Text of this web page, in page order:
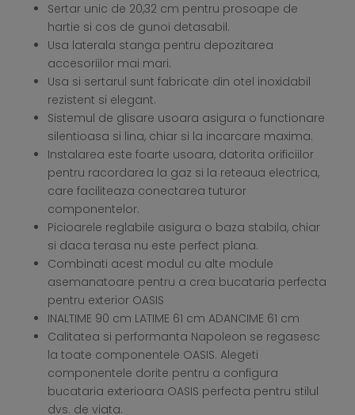
Sertar unic de 20,32 cm pentru prosoape de
hartie si cos de gunoi detasabil.
Usa laterala stanga pentru depozitarea
accesoriilor mai mari.
Usa si sertarul sunt fabricate din otel inoxidabil
rezistent si elegant.
Sistemul de glisare usoara asigura o functionare
silentioasa si lina, chiar si la incarcare maxima.
Instalarea este foarte usoara, datorita orificiilor
pentru racordarea la gaz si la reteaua electrica,
care faciliteaza conectarea tuturor
componentelor.
Picioarele reglabile asigura o baza stabila, chiar
si daca terasa nu este perfect plana.
Combinati acest modul cu alte module
asemanatoare pentru a crea bucataria perfecta
pentru exterior OASIS
INALTIME 90 cm LATIME 61 cm ADANCIME 61 cm
Calitatea si performanta Napoleon se regasesc
la toate componentele OASIS. Alegeti
componentele dorite pentru a configura
bucataria exterioara OASIS perfecta pentru stilul
dvs. de viata.